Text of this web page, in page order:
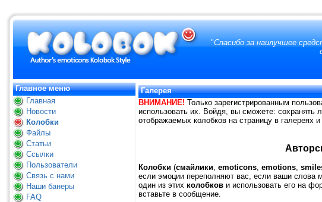
"Спасибо за наилучшее
Главное меню
Главная
Новости
Колобки
Файлы
Статьи
Ссылки
Пользователи
Связь с нами
Наши банеры
FAQ
Галерея
ВНИМАНИЕ! Только зарегистрированным
использовать их. Войдя, вы сможете: сохранять
отображаемых колобков на страницу в галереях и
Колобки (смайлики, emoticons, emotions,
если эмоции переполняют вас, если ваши слова
один из этих колобков и использовать его на
вставьте в сообщение.